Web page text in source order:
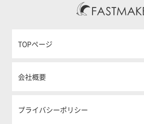
TOPページ
会社概要
プライバシーポリシー